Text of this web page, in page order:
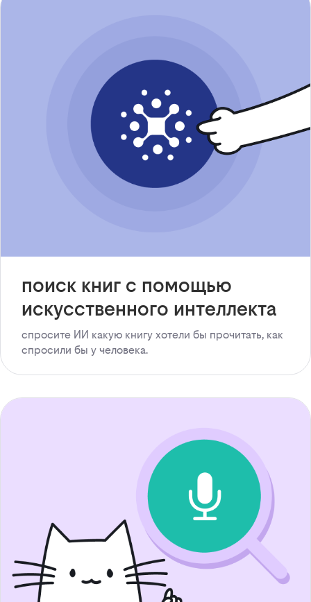
поиск книг с помощью
искусственного интеллекта
спросите ИИ какую книгу хотели бы прочитать, как
спросили бы у человека.